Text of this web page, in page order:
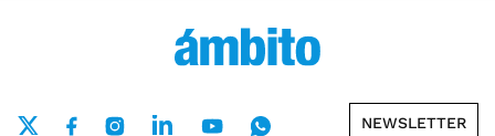
NEWSLETTER